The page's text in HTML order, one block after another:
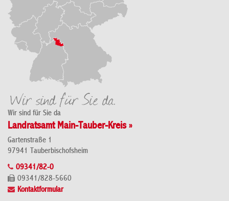
Wir sind für Sie da
Landratsamt Main-Tauber-Kreis »
Gartenstraße 1
97941 Tauberbischofsheim
09341/82-0
09341/828-5660
Kontaktformular